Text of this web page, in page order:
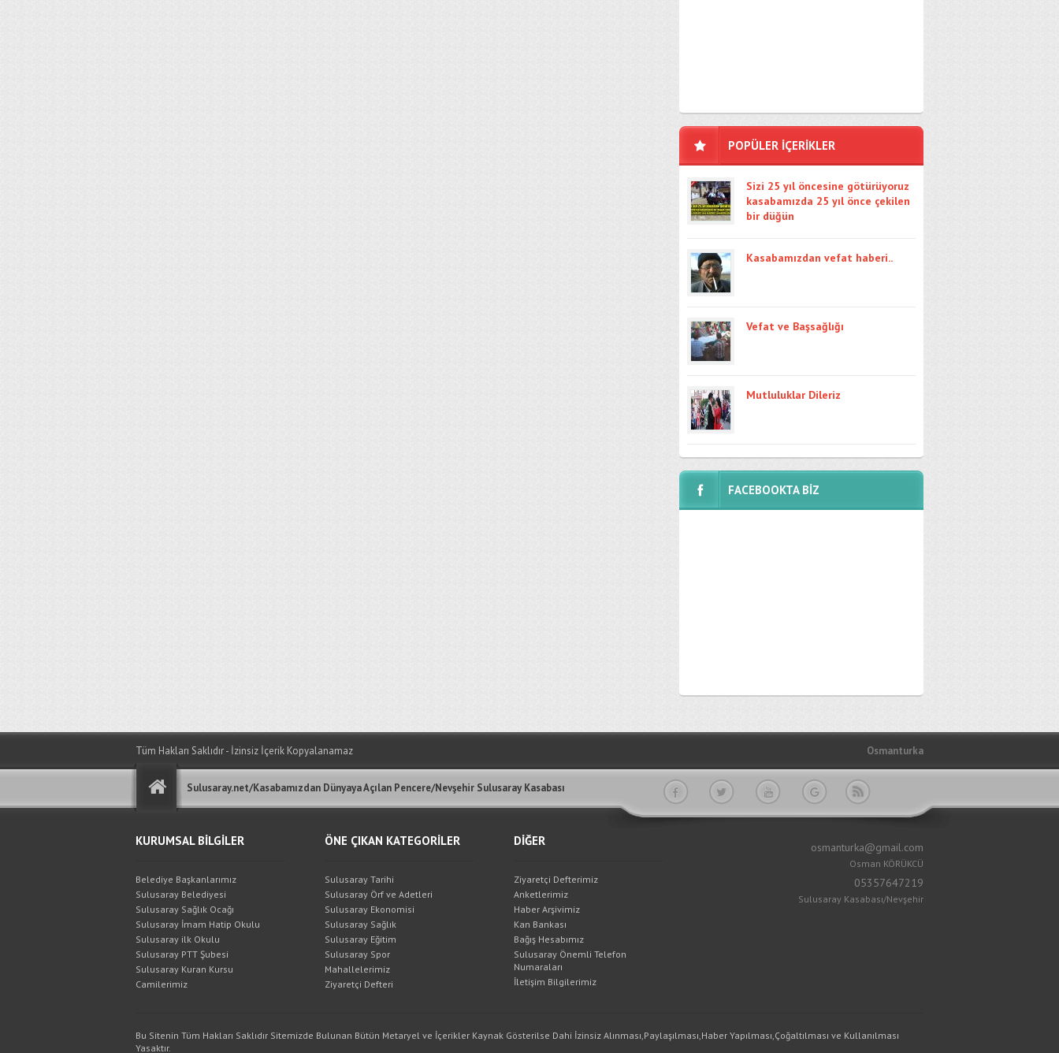
POPÜLER İÇERİKLER
Sizi 25 yıl öncesine götürüyoruz
kasabamızda 25 yıl önce çekilen
bir düğün
Kasabamızdan vefat haberi..
Vefat ve Başsağlığı
Mutluluklar Dileriz
FACEBOOKTA BİZ
Tüm Hakları Saklıdır - İzinsiz İçerik Kopyalanamaz Osmanturka
Sulusaray.net/Kasabamızdan Dünyaya Açılan Pencere/Nevşehir Sulusaray Kasabası
KURUMSAL BİLGİLER
Belediye Başkanlarımız
Sulusaray Belediyesi
Sulusaray Sağlık Ocağı
Sulusaray İmam Hatip Okulu
Sulusaray ilk Okulu
Sulusaray PTT Şubesi
Sulusaray Kuran Kursu
Camilerimiz
ÖNE ÇIKAN KATEGORİLER
Sulusaray Tarihi
Sulusaray Örf ve Adetleri
Sulusaray Ekonomisi
Sulusaray Sağlık
Sulusaray Eğitim
Sulusaray Spor
Mahallelerimiz
Ziyaretçi Defteri
DİĞER
Ziyaretçi Defterimiz
Anketlerimiz
Haber Arşivimiz
Kan Bankası
Bağış Hesabımız
Sulusaray Önemli Telefon
Numaraları
İletişim Bilgilerimiz
osmanturka@gmail.com
Osman KÖRÜKCÜ
05357647219
Sulusaray Kasabası/Nevşehir
Bu Sitenin Tüm Hakları Saklıdır Sitemizde Bulunan Bütün Metaryel ve İçerikler Kaynak Gösterilse Dahi İzinsiz Alınması,Paylaşılması,Haber Yapılması,Çoğaltılması ve Kullanılması
Yasaktır.